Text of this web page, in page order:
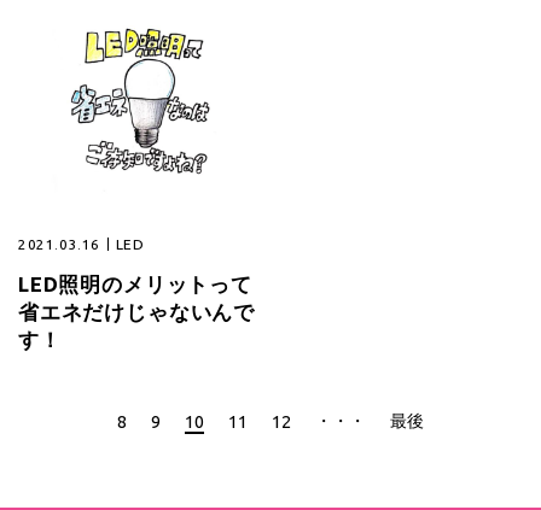
2021.03.16 LED
LED照明のメリットって
省エネだけじゃないんで
す！
8 9 10 11 12 ・・・ 最後